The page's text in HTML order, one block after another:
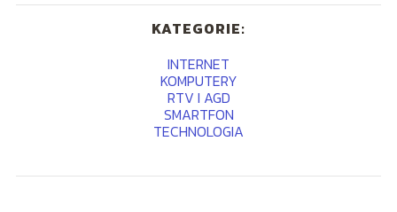
KATEGORIE:
INTERNET
KOMPUTERY
RTV I AGD
SMARTFON
TECHNOLOGIA